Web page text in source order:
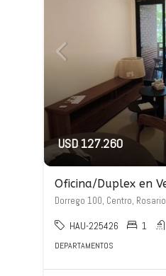
USD 127.260
Dorrego 100, Centro, Rosario
HAU-225426 1
DEPARTAMENTOS